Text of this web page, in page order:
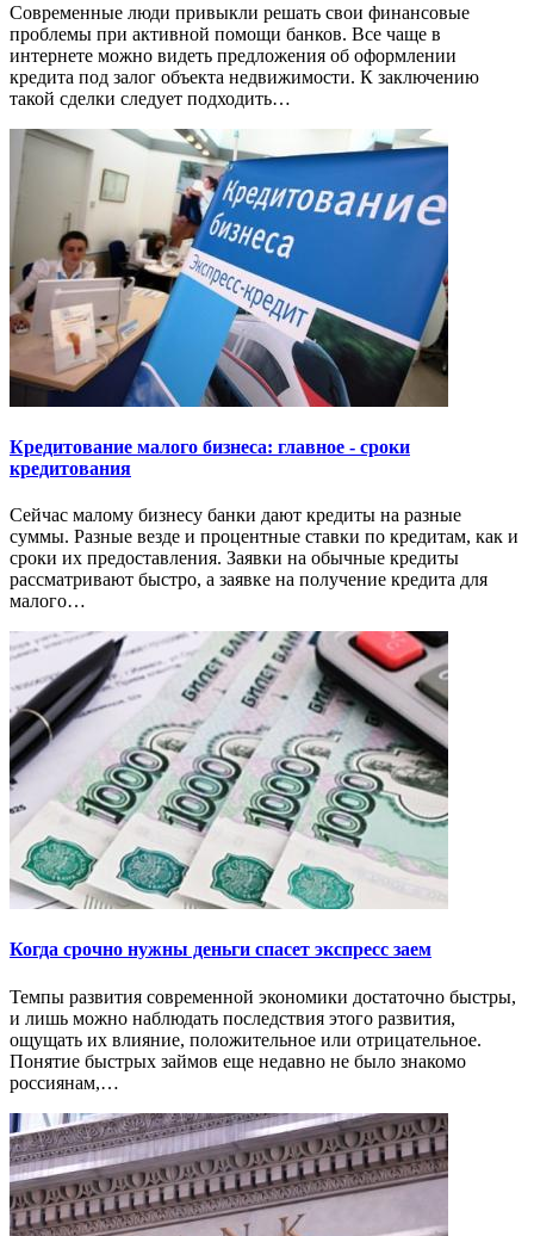
Современные люди привыкли решать свои финансовые
проблемы при активной помощи банков. Все чаще в
интернете можно видеть предложения об оформлении
кредита под залог объекта недвижимости. К заключению
такой сделки следует подходить…
Кредитование малого бизнеса: главное - сроки
кредитования
Сейчас малому бизнесу банки дают кредиты на разные
суммы. Разные везде и процентные ставки по кредитам, как и
сроки их предоставления. Заявки на обычные кредиты
рассматривают быстро, а заявке на получение кредита для
малого…
Когда срочно нужны деньги спасет экспресс заем
Темпы развития современной экономики достаточно быстры,
и лишь можно наблюдать последствия этого развития,
ощущать их влияние, положительное или отрицательное.
Понятие быстрых займов еще недавно не было знакомо
россиянам,…